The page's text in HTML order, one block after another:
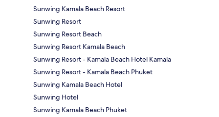
Sunwing Kamala Beach Resort
Sunwing Resort
Sunwing Resort Beach
Sunwing Resort Kamala Beach
Sunwing Resort - Kamala Beach Hotel Kamala
Sunwing Resort - Kamala Beach Phuket
Sunwing Kamala Beach Hotel
Sunwing Hotel
Sunwing Kamala Beach Phuket